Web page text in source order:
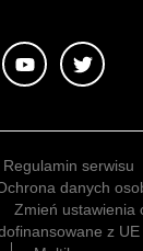
Regulamin serwisu
danych
Zmień ustawienia
z UE